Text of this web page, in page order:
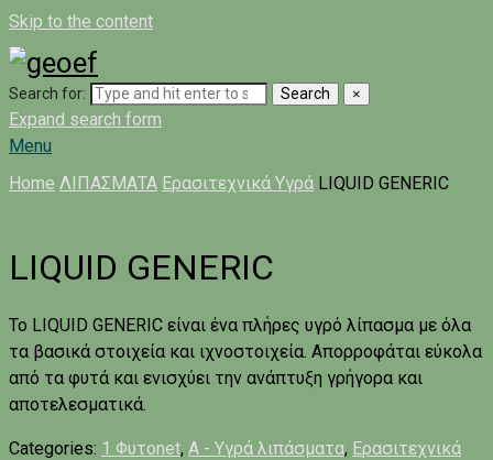
Skip to the content
Search for: Search ×
Expand search form
Menu
Home ΛΙΠΑΣΜΑΤΑ Ερασιτεχνικά Υγρά LIQUID GENERIC
LIQUID GENERIC
Το LIQUID GENERIC είναι ένα πλήρες υγρό λίπασμα με όλα
τα βασικά στοιχεία και ιχνοστοιχεία. Απορροφάται εύκολα
από τα φυτά και ενισχύει την ανάπτυξη γρήγορα και
αποτελεσματικά.
Categories: 1 Φυτοnet, A - Υγρά λιπάσματα, Ερασιτεχνικά